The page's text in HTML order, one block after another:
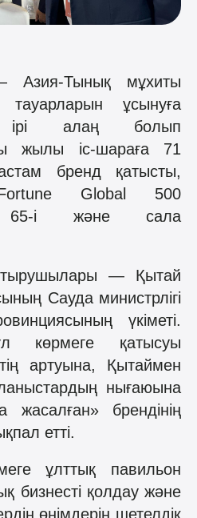
Азия-Тынық мұхиты
тауарларын ұсынуға
алаң болып
жылы іс-шараға
71
бренд қатысты,
Global
500
65-і жәнесала
— Қытай
Сауда министрлігі
үкіметі.
көрмеге қатысуы
артуына, Қытаймен
нығаюына
жасалған» брендінің
етті.
ұлттық павильон
бизнесті қолдау және
өнімдерін шетелдік